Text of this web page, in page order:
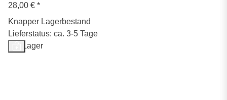
28,00 € *
Knapper Lagerbestand
Lieferstatus: ca. 3-5 Tage
Auf Lager